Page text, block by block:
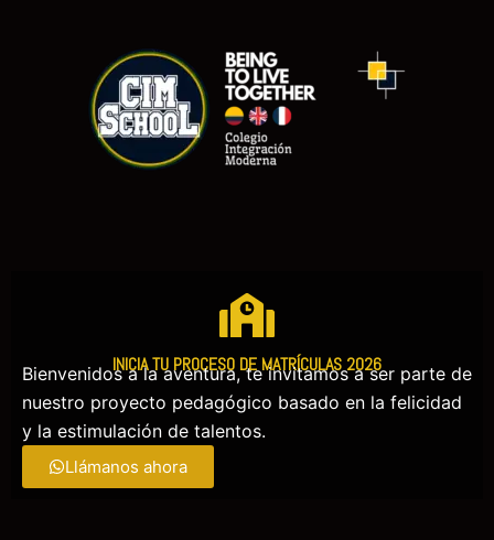
INICIA TU PROCESO DE MATRÍCULAS 2026
Bienvenidos a la aventura, te invitamos a ser parte de
nuestro proyecto pedagógico basado en la felicidad
y la estimulación de talentos.
Llámanos ahora